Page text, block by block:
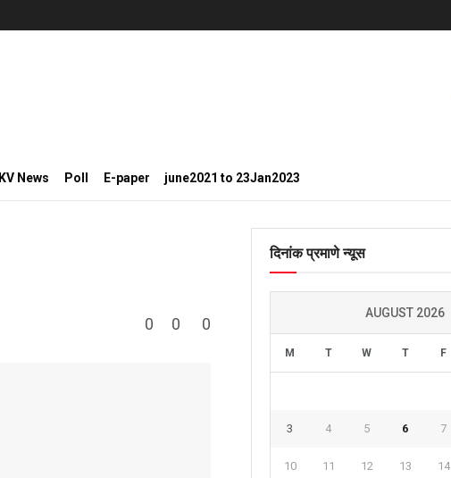
KV News Poll E-paper june2021 to 23Jan2023
0 0 0
दिनांक प्रमाणे न्यूस
AUGUST 2026
M T W T F
3 4 5 6 7
10 11 12 13 14